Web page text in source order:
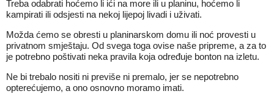
Treba odabrati hoćemo li ići na more ili u planinu, hoćemo li
kampirati ili odsjesti na nekoj lijepoj livadi i uživati.
Možda ćemo se obresti u planinarskom domu ili noć provesti u
privatnom smještaju. Od svega toga ovise naše pripreme, a za to
je potrebno poštivati neka pravila koja određuje bonton na izletu.
Ne bi trebalo nositi ni previše ni premalo, jer se nepotrebno
opterećujemo, a ono osnovno moramo imati.